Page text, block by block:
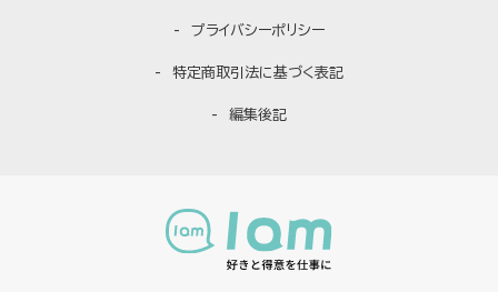
プライバシーポリシー
特定商取引法に基づく表記
編集後記